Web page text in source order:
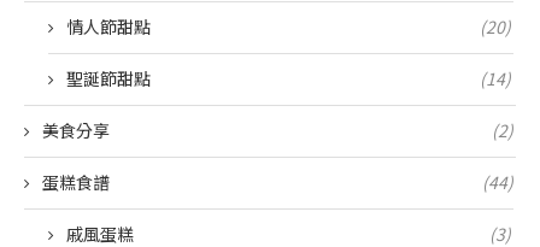
情人節甜點 (20)
聖誕節甜點 (14)
美食分享 (2)
蛋糕食譜 (44)
戚風蛋糕 (3)